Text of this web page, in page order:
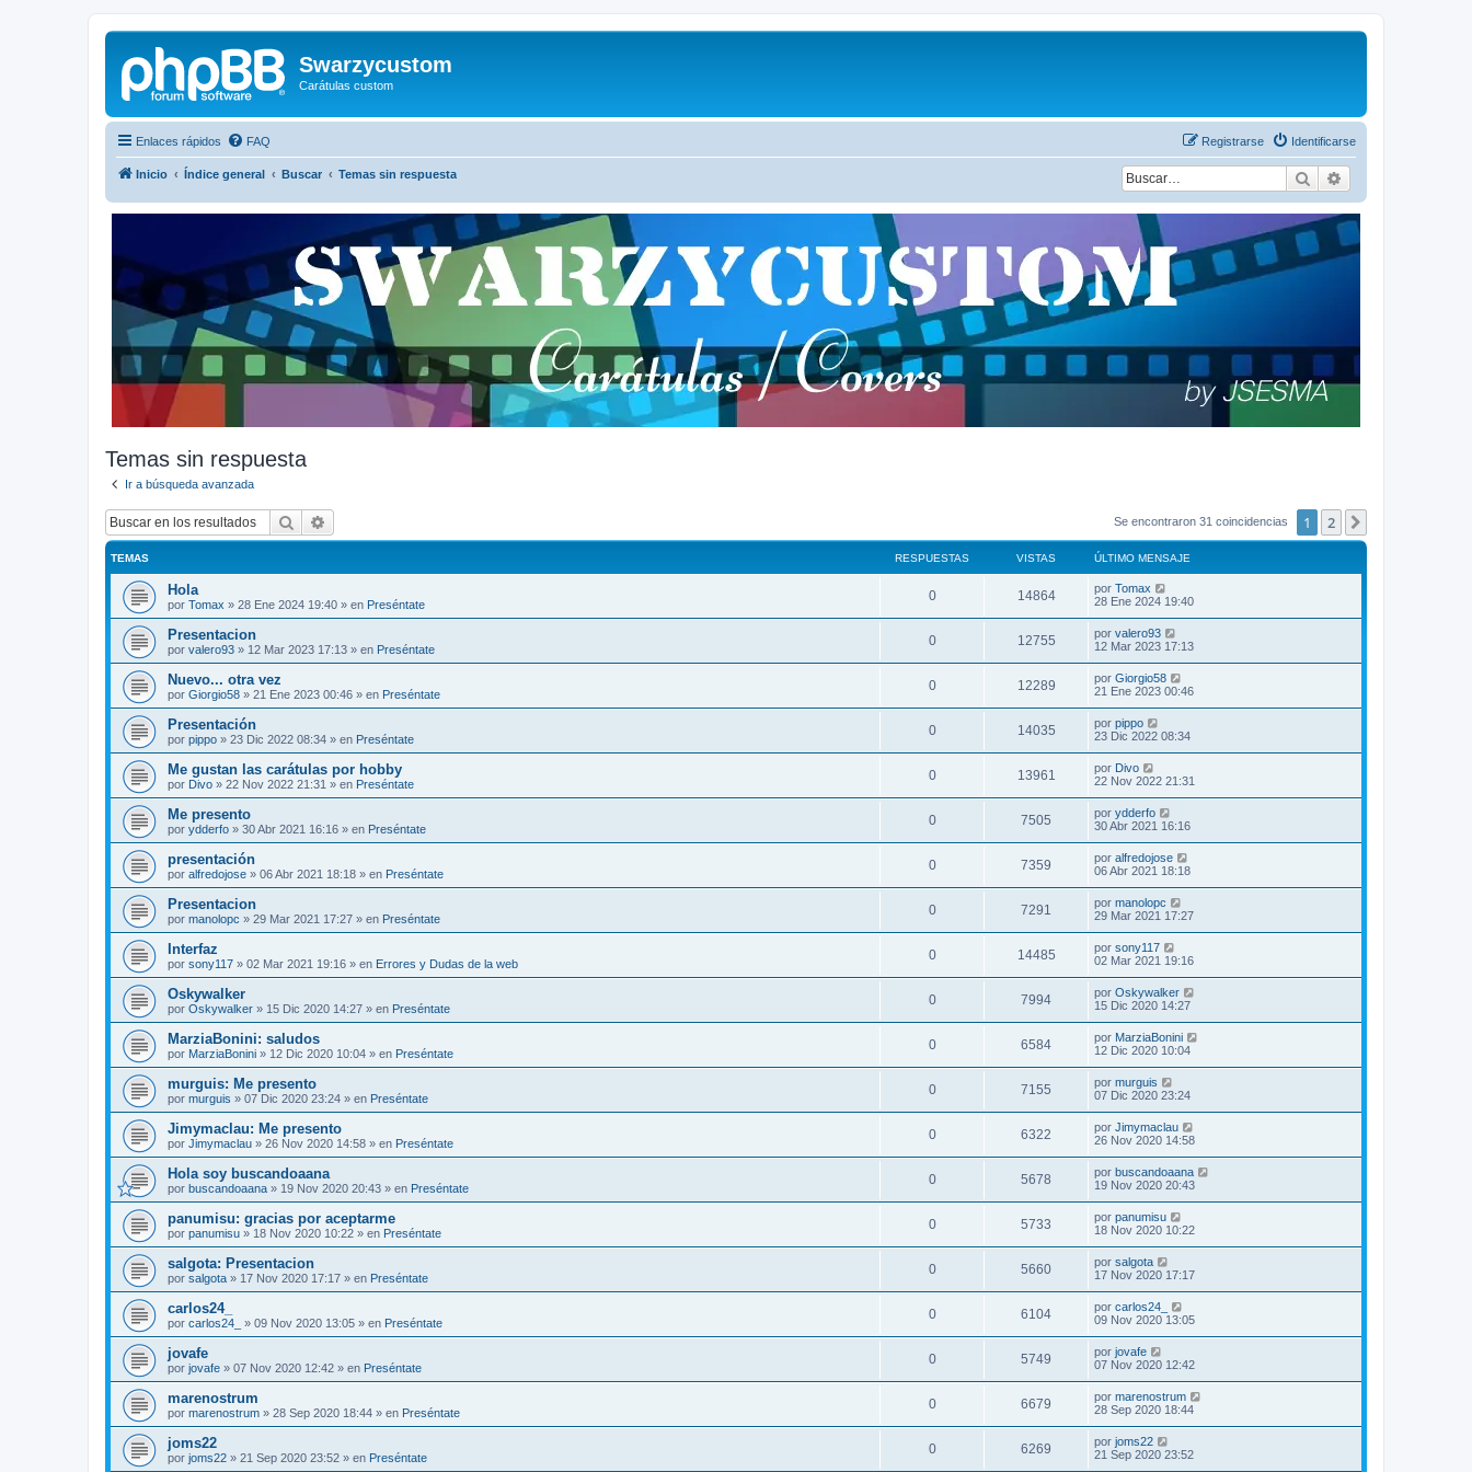
Swarzycustom
Carátulas custom
Enlaces rápidos FAQ Identificarse
Registrarse
Inicio Índice general Buscar Temas sin respuesta Buscar
Temas sin respuesta
Ir a búsqueda avanzada
Buscar Se encontraron 31 coincidencias 1 2
TEMAS RESPUESTAS VISTAS ÚLTIMO MENSAJE
Hola
por Tomax » 28 Ene 2024 19:40 » en Preséntate
0 14864 por Tomax
28 Ene 2024 19:40
Presentacion
por valero93 » 12 Mar 2023 17:13 » en Preséntate
0 12755 por valero93
12 Mar 2023 17:13
Nuevo... otra vez
por Giorgio58 » 21 Ene 2023 00:46 » en Preséntate
0 12289 por Giorgio58
21 Ene 2023 00:46
Presentación
por pippo » 23 Dic 2022 08:34 » en Preséntate
0 14035 por pippo
23 Dic 2022 08:34
Me gustan las carátulas por hobby
por Divo » 22 Nov 2022 21:31 » en Preséntate
0 13961 por Divo
22 Nov 2022 21:31
Me presento
por ydderfo » 30 Abr 2021 16:16 » en Preséntate
0 7505 por ydderfo
30 Abr 2021 16:16
presentación
por alfredojose » 06 Abr 2021 18:18 » en Preséntate
0 7359 por alfredojose
06 Abr 2021 18:18
Presentacion
por manolopc » 29 Mar 2021 17:27 » en Preséntate
0 7291 por manolopc
29 Mar 2021 17:27
Interfaz
por sony117 » 02 Mar 2021 19:16 » en Errores y Dudas de la web
0 14485 por sony117
02 Mar 2021 19:16
Oskywalker
por Oskywalker » 15 Dic 2020 14:27 » en Preséntate
0 7994 por Oskywalker
15 Dic 2020 14:27
MarziaBonini: saludos
por MarziaBonini » 12 Dic 2020 10:04 » en Preséntate
0 6584 por MarziaBonini
12 Dic 2020 10:04
murguis: Me presento
por murguis » 07 Dic 2020 23:24 » en Preséntate
0 7155 por murguis
07 Dic 2020 23:24
Jimymaclau: Me presento
por Jimymaclau » 26 Nov 2020 14:58 » en Preséntate
0 6322 por Jimymaclau
26 Nov 2020 14:58
Hola soy buscandoaana
por buscandoaana » 19 Nov 2020 20:43 » en Preséntate
0 5678 por buscandoaana
19 Nov 2020 20:43
panumisu: gracias por aceptarme
por panumisu » 18 Nov 2020 10:22 » en Preséntate
0 5733 por panumisu
18 Nov 2020 10:22
salgota: Presentacion
por salgota » 17 Nov 2020 17:17 » en Preséntate
0 5660 por salgota
17 Nov 2020 17:17
carlos24_
por carlos24_ » 09 Nov 2020 13:05 » en Preséntate
0 6104 por carlos24_
09 Nov 2020 13:05
jovafe
por jovafe » 07 Nov 2020 12:42 » en Preséntate
0 5749 por jovafe
07 Nov 2020 12:42
marenostrum
por marenostrum » 28 Sep 2020 18:44 » en Preséntate
0 6679 por marenostrum
28 Sep 2020 18:44
joms22
por joms22 » 21 Sep 2020 23:52 » en Preséntate
0 6269 por joms22
21 Sep 2020 23:52